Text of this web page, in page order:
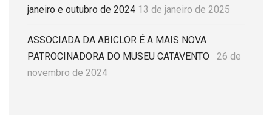
janeiro e outubro de 2024 13 de janeiro de 2025
ASSOCIADA DA ABICLOR É A MAIS NOVA
PATROCINADORA DO MUSEU CATAVENTO
26 de
novembro de 2024